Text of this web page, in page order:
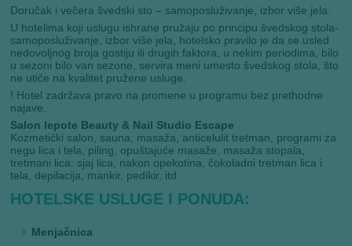
Doručak i večera švedski sto – samoposluživanje, izbor više jela.
U hotelima koji uslugu ishrane pružaju po principu švedskog stola-
samoposluživanje, izbor više jela, hotelsko pravilo je da se usled
nedovoljnog broja gostiju ili drugih faktora, u nekim periodima, bilo
u sezoni bilo van sezone, servira meni umesto švedskog stola, što
ne utiče na kvalitet pružene usluge.
! Hotel zadržava pravo na promene u programu bez prethodne
najave.
Salon lepote Beauty & Nail Studio Escape
Kozmetički salon, sauna, masaža, anticelulit tretman, programi za
negu lica i tela, piling, opuštajuće masaže, masaža stopala,
tretmani lica: sjaj lica, nakon opekotina, čokoladni tretman lica i
tela, depilacija, mankir, pedikir, itd.
HOTELSKE USLUGE I PONUDA:
Menjačnica